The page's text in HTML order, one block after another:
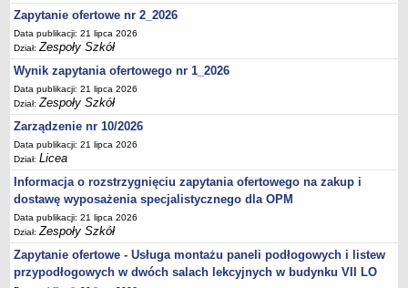
Zapytanie ofertowe nr 2_2026
Data publikacji: 21 lipca 2026
Dział:Zespoły Szkół
Wynik zapytania ofertowego nr 1_2026
Data publikacji: 21 lipca 2026
Dział:Zespoły Szkół
Zarządzenie nr 10/2026
Data publikacji: 21 lipca 2026
Dział:Licea
Informacja o rozstrzygnięciu zapytania ofertowego na zakup i
dostawę wyposażenia specjalistycznego dla OPM
Data publikacji: 21 lipca 2026
Dział:Zespoły Szkół
Zapytanie ofertowe - Usługa montażu paneli podłogowych i listew
przypodłogowych w dwóch salach lekcyjnych w budynku VII LO